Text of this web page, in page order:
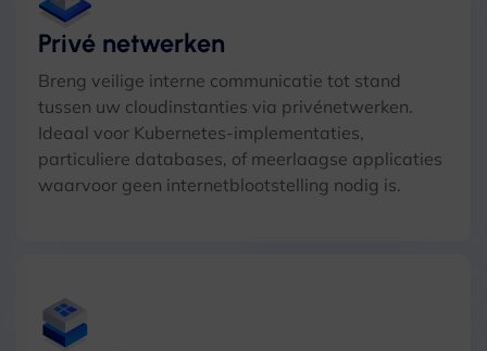
Privé netwerken
Breng veilige interne communicatie tot stand
tussen uw cloudinstanties via privénetwerken.
Ideaal voor Kubernetes-implementaties,
particuliere databases, of meerlaagse applicaties
waarvoor geen internetblootstelling nodig is.